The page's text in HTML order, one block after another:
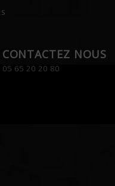
CONTACTEZ NOUS
05 65 20 20 80